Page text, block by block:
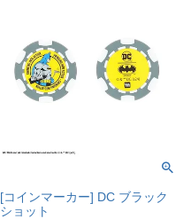
[コインマーカー] DC ブラック
ショット